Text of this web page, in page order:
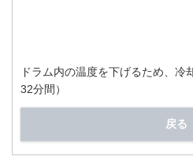
ドラム内の温度を下げるため、
32分間）
戻る